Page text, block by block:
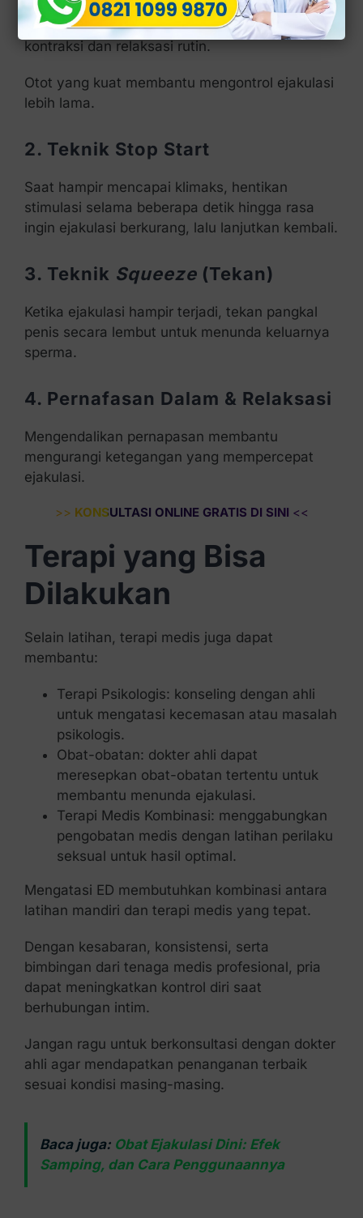
Melatih otot dasar panggul (ototPC) dengan
kontraksi dan relaksasi rutin.
Otot yang kuat membantu mengontrol ejakulasi
lebih lama.
2. Teknik Stop Start
Saat hampir mencapai klimaks, hentikan
stimulasi selama beberapa detik hingga rasa
ingin ejakulasi berkurang, lalu lanjutkan kembali.
3. Teknik Squeeze(Tekan)
Ketika ejakulasi hampir terjadi, tekan pangkal
penis secara lembut untuk menunda keluarnya
sperma.
4. Pernafasan Dalam & Relaksasi
Mengendalikan pernapasan membantu
mengurangi ketegangan yang mempercepat
ejakulasi.
>> KONSULTASI ONLINE GRATIS DI SINI <<
Terapi yang Bisa
Dilakukan
Selain latihan, terapi medis juga dapat
membantu:
Terapi Psikologis: konseling dengan ahli
untuk mengatasi kecemasan atau masalah
psikologis.
Obat-obatan: dokter ahli dapat
meresepkan obat-obatan tertentu untuk
membantu menunda ejakulasi.
Terapi Medis Kombinasi: menggabungkan
pengobatan medis dengan latihan perilaku
seksual untuk hasil optimal.
Mengatasi ED membutuhkan kombinasi antara
latihan mandiri dan terapi medis yang tepat.
Dengan kesabaran, konsistensi, serta
bimbingan dari tenaga medis profesional, pria
dapat meningkatkan kontrol diri saat
berhubungan intim.
Jangan ragu untuk berkonsultasi dengan dokter
ahli agar mendapatkan penanganan terbaik
sesuai kondisi masing-masing.
Baca juga: Obat Ejakulasi Dini: Efek
Samping, dan Cara Penggunaannya